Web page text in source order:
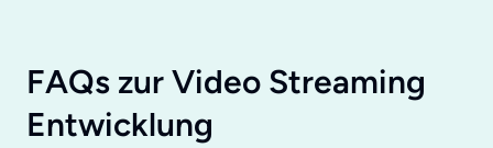
FAQs zur Video Streaming
Entwicklung